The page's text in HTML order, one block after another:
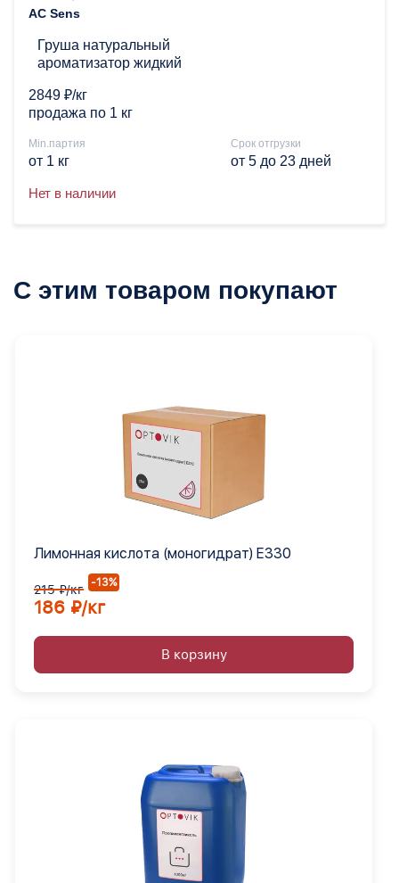
AC Sens
Груша натуральный
ароматизатор жидкий
2849 ₽/кг
продажа по 1 кг
Min.партия
от 1 кг
Срок отгрузки
от 5 до 23 дней
Нет в наличии
С этим товаром покупают
Лимонная кислота (моногидрат) Е330
215 ₽/кг -13%
186 ₽/кг
В корзину